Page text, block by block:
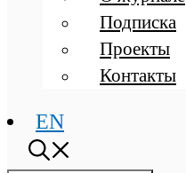
Подписка
Проекты
Контакты
EN